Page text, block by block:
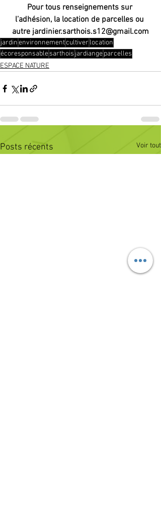
Pour tous renseignements sur
l’adhésion, la location de parcelles ou
autre jardinier.sarthois.s12@gmail.com
jardinenvironnementcultiver location
écoresponsablesarthois jardiangeparcelles
ESPACE NATURE
Posts récents Voir tout